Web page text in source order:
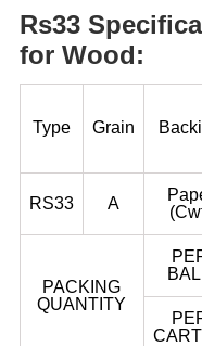
Rs33
for Wood:
Type Grain
RS33 A
PACKING
QUANTITY